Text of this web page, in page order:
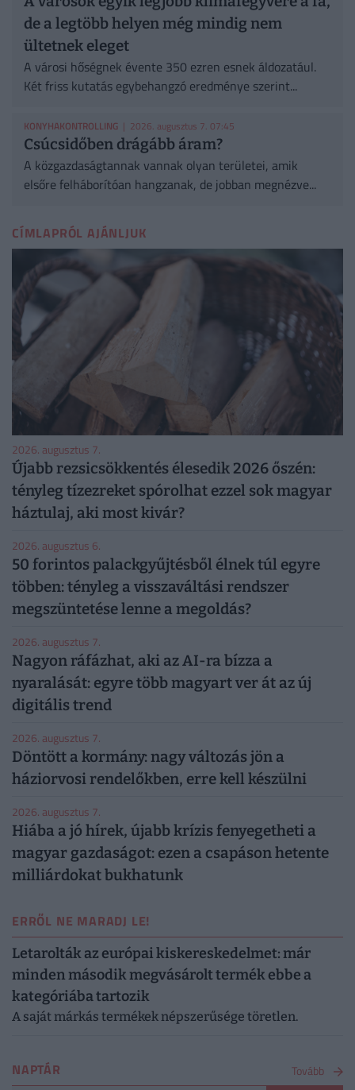
de a legtöbb helyen még mindig nem
ültetnek eleget
A városi hőségnek évente 350 ezren esnek áldozatául.
Két friss kutatás egybehangzó eredménye szerint...
KONYHAKONTROLLING | 2026. augusztus 7. 07:45
Csúcsidőben drágább áram?
A közgazdaságtannak vannak olyan területei, amik
elsőre felháborítóan hangzanak, de jobban megnézve...
CÍMLAPRÓL AJÁNLJUK
2026. augusztus 7.
Újabb rezsicsökkentés élesedik 2026 őszén:
tényleg tízezreket spórolhat ezzel sok magyar
háztulaj, aki most kivár?
2026. augusztus 6.
50 forintos palackgyűjtésből élnek túl egyre
többen: tényleg a visszaváltási rendszer
megszüntetése lenne a megoldás?
2026. augusztus 7.
Nagyon ráfázhat, aki az AI-ra bízza a
nyaralását: egyre több magyart ver át az új
digitális trend
2026. augusztus 7.
Döntött a kormány: nagy változás jön a
háziorvosi rendelőkben, erre kell készülni
2026. augusztus 7.
Hiába a jó hírek, újabb krízis fenyegetheti a
magyar gazdaságot: ezen a csapáson hetente
milliárdokat bukhatunk
ERRŐL NE MARADJ LE!
Letarolták az európai kiskereskedelmet: már
minden második megvásárolt termék ebbe a
kategóriába tartozik
A saját márkás termékek népszerűsége töretlen.
NAPTÁR Tovább